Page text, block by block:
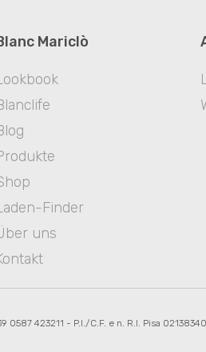
Mariclò
Finder
uns
423211 - P.I./C.F. e n. R.I. Pisa